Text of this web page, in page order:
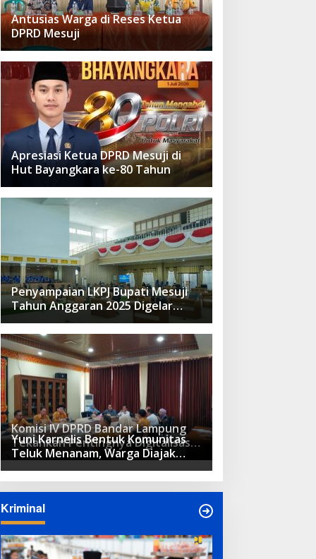
Antusias Warga di Reses Ketua
DPRD Mesuji
Apresiasi Ketua DPRD Mesuji di
Hut Bayangkara ke-80 Tahun
Penyampaian LKPJ Bupati Mesuji
Tahun Anggaran 2025 Digelar
dalam Rapat Paripurna DPRD
Komisi IV DPRD Bandar Lampung
Tekankan Pentingnya Digitalisasi
Sekolah Dasar
Yuni Karnelis Bentuk Komunitas
Teluk Menanam, Warga Diajak
Hidupkan Budaya Tanam
Kriminal